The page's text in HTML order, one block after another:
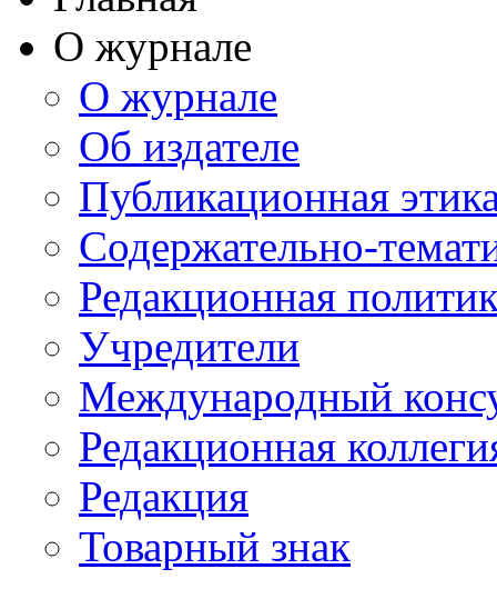
О журнале
О журнале
Об издателе
Публикационная
Содержательно-
Редакционная
Учредители
Международный
Редакционная
Редакция
Товарный знак